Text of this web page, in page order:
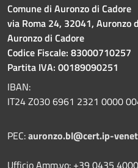
Comune di Auronzo di Cadore
via Roma 24, 32041, Auronzo
Auronzo di Cadore
Codice Fiscale: 83000710257
Partita IVA: 00189090251
IBAN:
IT24 Z030 6961 2321 0000
PEC:auronzo.bl@cert.ip-
Ufficio Amm.vo: +39 0435